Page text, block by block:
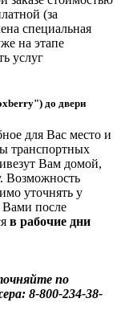
(за
специальная
на этапе
услуг
до двери
для Вас место и
транспортных
Вам домой,
Возможность
уточнять у
Вами после
в рабочие дни
по
8-800-234-38-